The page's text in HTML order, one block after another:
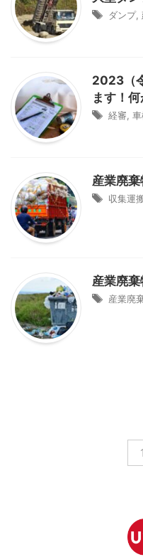
ダンプ,
2023（
ます！
経審
産業廃
収集運
産業廃
産業廃
1